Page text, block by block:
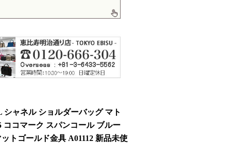
シャネル ショルダーバッグ マト
ココマーク スパンコール ブルー
トゴールド金具 A01112 新品未使